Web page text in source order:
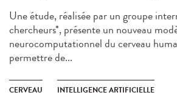
Une étude, réalisée par un groupe
chercheurs*, présente un nouveau
neurocomputationnel du cerveau
permettre de...
CERVEAU INTELLIGENCE ARTIFICIELLE